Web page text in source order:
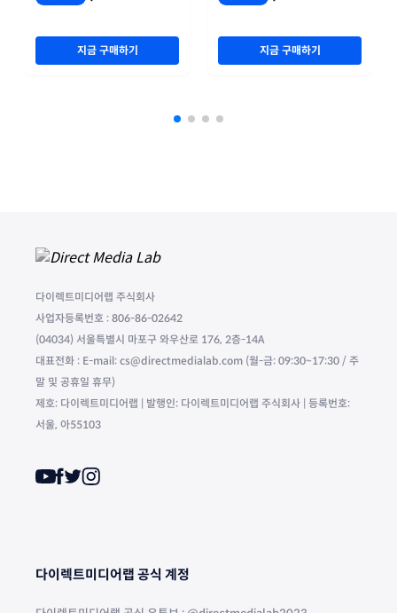
지금 구매하기 지금 구매하기
다이렉트미디어랩 주식회사
사업자등록번호 : 806-86-02642
(04034) 서울특별시 마포구 와우산로 176, 2층-14A
대표전화 : E-mail: cs@directmedialab.com (월-금: 09:30~17:30 / 주
말 및 공휴일 휴무)
제호: 다이렉트미디어랩 | 발행인: 다이렉트미디어랩 주식회사 | 등록번호:
서울, 아55103
다이렉트미디어랩 공식 계정